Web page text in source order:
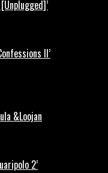
II’
&Loojan
2’